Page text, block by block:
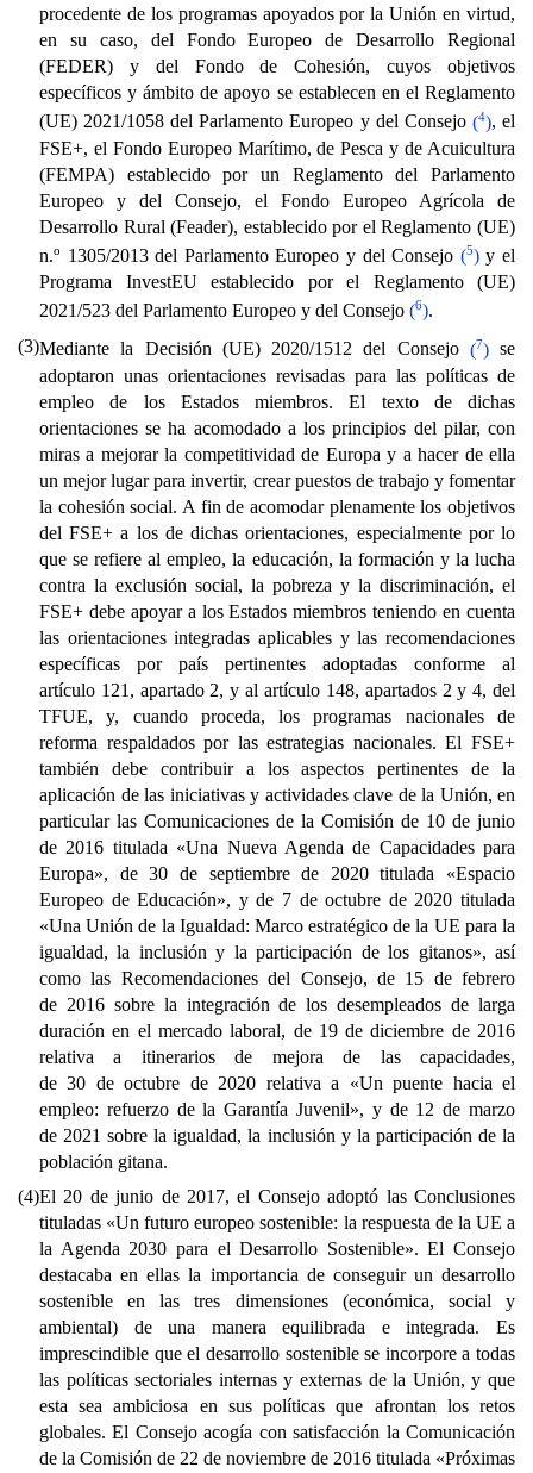
procedente de los programas apoyados por la Unión en virtud,
en su caso, del Fondo Europeo de Desarrollo Regional
(FEDER) y del Fondo de Cohesión, cuyos objetivos
específicos y ámbito de apoyo se establecen en el Reglamento
(UE) 2021/1058 del Parlamento Europeo y del Consejo (4), el
FSE+, el Fondo Europeo Marítimo, de Pesca y de Acuicultura
(FEMPA) establecido por un Reglamento del Parlamento
Europeo y del Consejo, el Fondo Europeo Agrícola de
Desarrollo Rural (Feader), establecido por el Reglamento (UE)
n.o 1305/2013 del Parlamento Europeo y del Consejo (5)y el
Programa InvestEU establecido por el Reglamento (UE)
2021/523 del Parlamento Europeo y del Consejo (6).
(3)Mediante la Decisión (UE) 2020/1512 del Consejo (7)se
adoptaron unas orientaciones revisadas para las políticas de
empleo de los Estados miembros. El texto de dichas
orientaciones se ha acomodado a los principios del pilar, con
miras a mejorar la competitividad de Europa y a hacer de ella
un mejor lugar para invertir, crear puestos de trabajo y fomentar
la cohesión social. A fin de acomodar plenamente los objetivos
del FSE+ a los de dichas orientaciones, especialmente por lo
que se refiere al empleo, la educación, la formación y la lucha
contra la exclusión social, la pobreza y la discriminación, el
FSE+ debe apoyar a los Estados miembros teniendo en cuenta
las orientaciones integradas aplicables y las recomendaciones
específicas por país pertinentes adoptadas conforme al
artículo 121, apartado 2, y al artículo 148, apartados 2 y 4, del
TFUE, y, cuando proceda, los programas nacionales de
reforma respaldados por las estrategias nacionales. El FSE+
también debe contribuir a los aspectos pertinentes de la
aplicación de las iniciativas y actividades clave de la Unión, en
particular las Comunicaciones de la Comisión de 10 de junio
de 2016 titulada «Una Nueva Agenda de Capacidades para
Europa», de 30 de septiembre de 2020 titulada «Espacio
Europeo de Educación», y de 7 de octubre de 2020 titulada
«Una Unión de la Igualdad: Marco estratégico de la UE para la
igualdad, la inclusión y la participación de los gitanos», así
como las Recomendaciones del Consejo, de 15 de febrero
de 2016 sobre la integración de los desempleados de larga
duración en el mercado laboral, de 19 de diciembre de 2016
relativa a itinerarios de mejora de las capacidades,
de 30 de octubre de 2020 relativa a «Un puente hacia el
empleo: refuerzo de la Garantía Juvenil», y de 12 de marzo
de 2021 sobre la igualdad, la inclusión y la participación de la
población gitana.
(4)El 20 de junio de 2017, el Consejo adoptó las Conclusiones
tituladas «Un futuro europeo sostenible: la respuesta de la UE a
la Agenda 2030 para el Desarrollo Sostenible». El Consejo
destacaba en ellas la importancia de conseguir un desarrollo
sostenible en las tres dimensiones (económica, social y
ambiental) de una manera equilibrada e integrada. Es
imprescindible que el desarrollo sostenible se incorpore a todas
las políticas sectoriales internas y externas de la Unión, y que
esta sea ambiciosa en sus políticas que afrontan los retos
globales. El Consejo acogía con satisfacción la Comunicación
de la Comisión de 22 de noviembre de 2016 titulada «Próximas